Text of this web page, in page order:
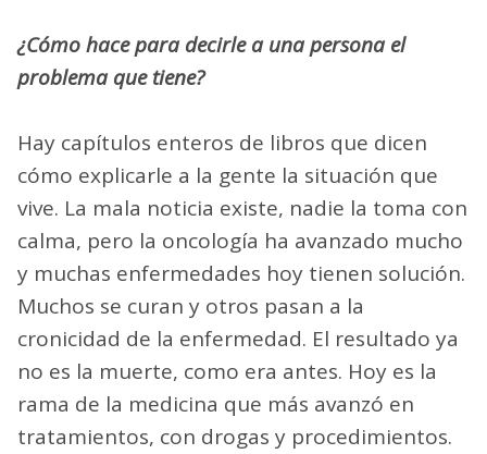
¿Cómo hace para decirle a una persona el
problema que tiene?
Hay capítulos enteros de libros que dicen
cómo explicarle a la gente la situación que
vive. La mala noticia existe, nadie la toma con
calma, pero la oncología ha avanzado mucho
y muchas enfermedades hoy tienen solución.
Muchos se curan y otros pasan a la
cronicidad de la enfermedad. El resultado ya
no es la muerte, como era antes. Hoy es la
rama de la medicina que más avanzó en
tratamientos, con drogas y procedimientos.